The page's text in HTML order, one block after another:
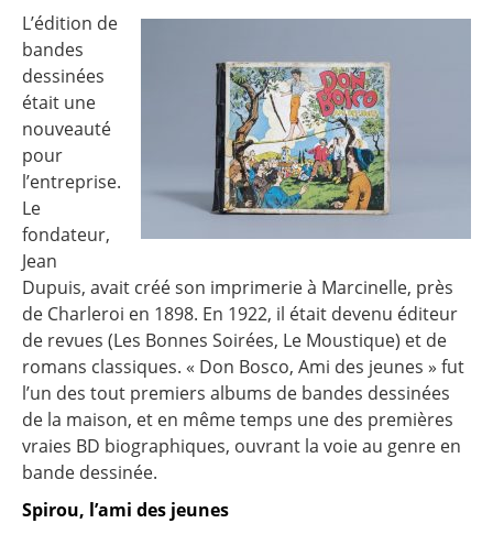
L’édition de
bandes
dessinées
était une
nouveauté
pour
l’entreprise.
Le
fondateur,
Jean
Dupuis, avait créé son imprimerie à Marcinelle, près
de Charleroi en 1898. En 1922, il était devenu éditeur
de revues (Les Bonnes Soirées, Le Moustique) et de
romans classiques. « Don Bosco, Ami des jeunes » fut
l’un des tout premiers albums de bandes dessinées
de la maison, et en même temps une des premières
vraies BD biographiques, ouvrant la voie au genre en
bande dessinée.
Spirou, l’ami des jeunes